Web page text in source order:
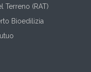
Terreno (RAT)
Bioedilizia